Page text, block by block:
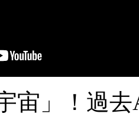
宙」！過